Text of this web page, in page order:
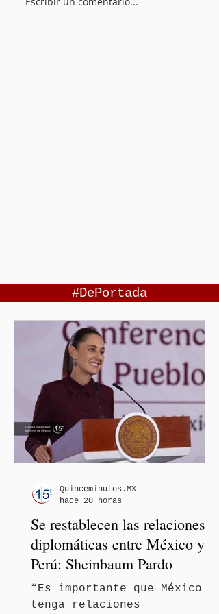
#DePortada
Se restablecen las relaciones
diplomáticas entre México y
Perú: Sheinbaum Pardo
“Es importante que México
tenga relaciones
Quinceminutos.MX
hace 20 horas